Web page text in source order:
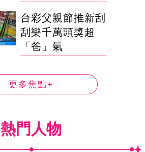
台彩父親節推新刮
刮樂千萬頭獎超
「爸」氣
更多焦點+
熱門人物